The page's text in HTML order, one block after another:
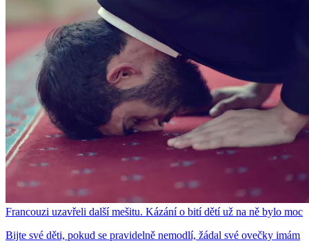
Francouzi uzavřeli další mešitu. Kázání o bití dětí už na ně bylo moc
Bijte své děti, pokud se pravidelně nemodlí, žádal své ovečky imám